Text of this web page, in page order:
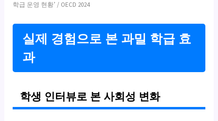
학급 운영 현황’ / OECD 2024
실제 경험으로 본 과밀 학급 효
과
학생 인터뷰로 본 사회성 변화